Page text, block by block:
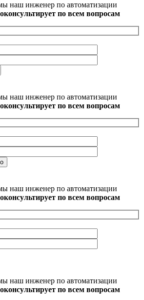
наш инженер по автоматизации
по всем вопросам
наш инженер по автоматизации
по всем вопросам
наш инженер по автоматизации
по всем вопросам
наш инженер по автоматизации
по всем вопросам